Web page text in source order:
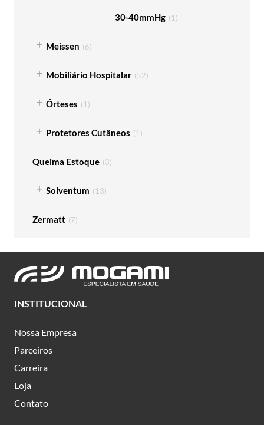
30-40mmHg (1 )
Meissen (6)
Mobiliário Hospitalar (52)
Órteses (1 )
Protetores Cutâneos (1 )
Queima Estoque (3)
Solventum (13)
Zermatt (7)
INSTITUCIONAL
Nossa Empresa
Parceiros
Carreira
Loja
Contato